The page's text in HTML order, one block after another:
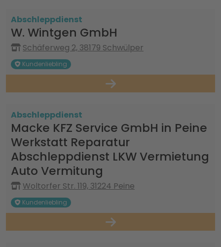
Abschleppdienst
W. Wintgen GmbH
Schäferweg 2, 38179 Schwülper
Kundenliebling
Abschleppdienst
Macke KFZ Service GmbH in Peine
Werkstatt Reparatur
Abschleppdienst LKW Vermietung
Auto Vermitung
Woltorfer Str. 119, 31224 Peine
Kundenliebling